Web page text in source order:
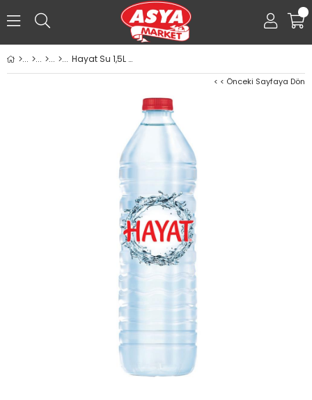
0
Hayat Su 1,5L Doğal Kaynak Suyu
< < Önceki Sayfaya Dön